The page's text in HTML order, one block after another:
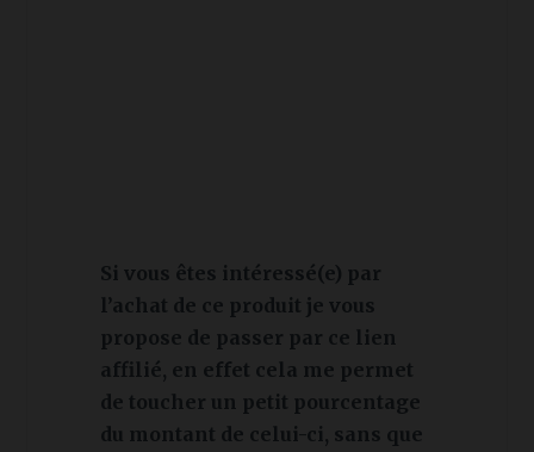
Si vous êtes intéressé(e) par
l’achat de ce produit je vous
propose de passer par ce lien
affilié, en effet cela me permet
de toucher un petit pourcentage
du montant de celui-ci, sans que